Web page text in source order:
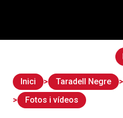
Inici Taradell Negre
Fotos i vídeos